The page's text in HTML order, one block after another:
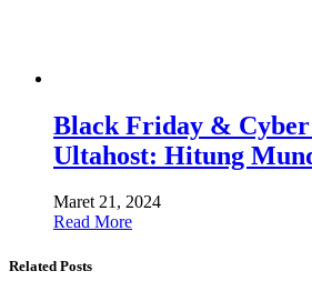
Black Friday &
Ultahost: Hitung
Maret 21, 2024
Read More
Related Posts